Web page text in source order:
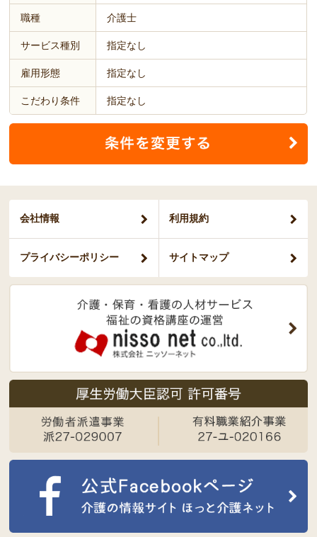
職種 介護士
サービス種別 指定なし
雇用形態 指定なし
こだわり条件 指定なし
会社情報 利用規約
プライバシーポリシー サイトマップ